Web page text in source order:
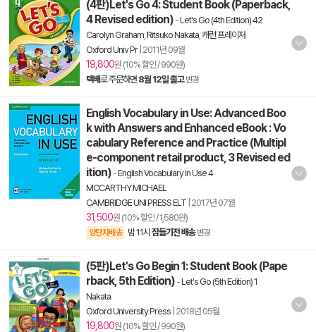
(4판)Let's Go 4: Student Book (Paperback,
4 Revised edition) -Let's Go (4th Edition) 42
Carolyn Graham Ritsuko Nakata 캐런 프레이저
Oxford Univ Pr| 2011년 09월
19,800원 (10% 할인 / 990원)
택배로 주문하면 8월 12일 출고 변경
English Vocabulary in Use: Advanced Boo
k with Answers and Enhanced eBook : Vo
cabulary Reference and Practice (Multipl
e-component retail product, 3 Revised ed
ition) -English Vocabulary in Use 4
MCCARTHY MICHAEL
CAMBRIDGE UNI PRESS ELT 2017년 07월
31,500원 (10% 할인 / 1,580원)
양탄자배송 밤 11시 잠들기전 배송 변경
(5판)Let's Go Begin 1: Student Book (Pape
rback, 5th Edition) -Let's Go (5th Edition) 1
Nakata
Oxford University Press 2018년 05월
19,800원 (10% 할인 / 990원)